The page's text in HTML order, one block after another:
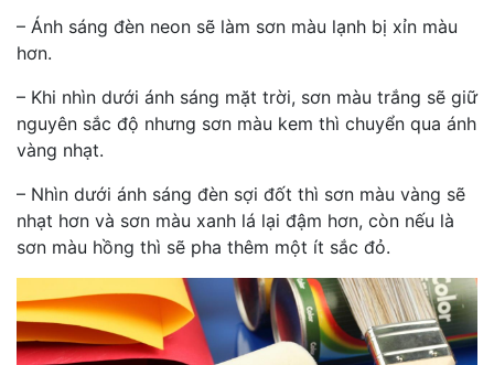
– Ánh sáng đèn neon sẽ làm sơn màu lạnh bị xỉn màu
hơn.
– Khi nhìn dưới ánh sáng mặt trời, sơn màu trắng sẽ giữ
nguyên sắc độ nhưng sơn màu kem thì chuyển qua ánh
vàng nhạt.
– Nhìn dưới ánh sáng đèn sợi đốt thì sơn màu vàng sẽ
nhạt hơn và sơn màu xanh lá lại đậm hơn, còn nếu là
sơn màu hồng thì sẽ pha thêm một ít sắc đỏ.